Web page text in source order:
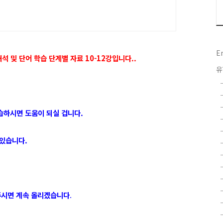
및 단어 학습 단계별 자료 10-12강입니다..
시면 도움이 되실 겁니다.
습니다.
면 계속 올리겠습니다.